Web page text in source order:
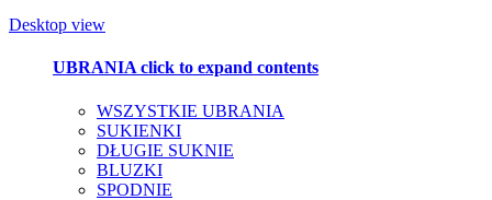
Desktop view
UBRANIAclick to expand contents
WSZYSTKIE UBRANIA
SUKIENKI
DŁUGIE SUKNIE
BLUZKI
SPODNIE